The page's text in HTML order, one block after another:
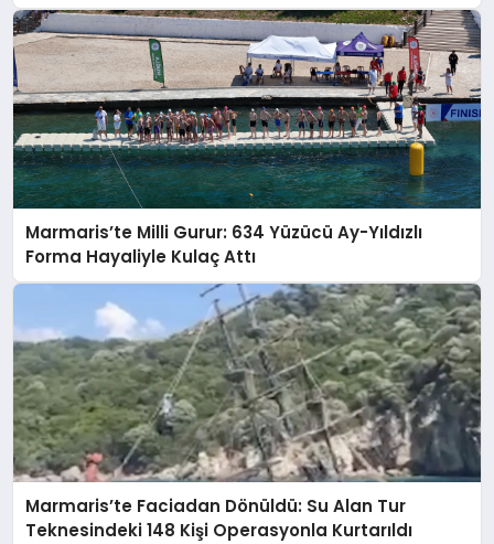
Marmaris’te Milli Gurur: 634 Yüzücü Ay-Yıldızlı
Forma Hayaliyle Kulaç Attı
Marmaris’te Faciadan Dönüldü: Su Alan Tur
Teknesindeki 148 Kişi Operasyonla Kurtarıldı